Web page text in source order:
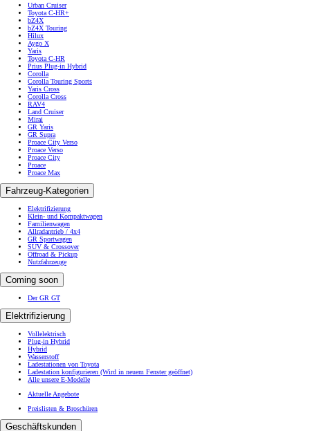
Urban Cruiser
Toyota C-HR+
bZ4X
bZ4X Touring
Hilux
Aygo X
Yaris
Toyota C-HR
Prius Plug-in Hybrid
Corolla
Corolla Touring Sports
Yaris Cross
Corolla Cross
RAV4
Land Cruiser
Mirai
GR Yaris
GR Supra
Proace City Verso
Proace Verso
Proace City
Proace
Proace Max
Fahrzeug-Kategorien
Elektrifizierung
Klein- und Kompaktwagen
Familienwagen
Allradantrieb / 4x4
GR Sportwagen
SUV & Crossover
Offroad & Pickup
Nutzfahrzeuge
Coming soon
Der GR GT
Elektrifizierung
Vollelektrisch
Plug-in Hybrid
Hybrid
Wasserstoff
Ladestationen von Toyota
Ladestation konfigurieren (Wird in neuem Fenster geöffnet)
Alle unsere E-Modelle
Aktuelle Angebote
Preislisten & Broschüren
Geschäftskunden